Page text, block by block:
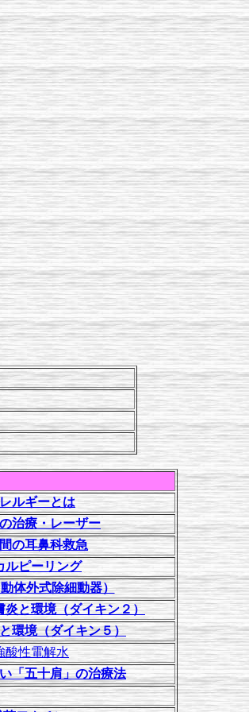
ルギーとは
治療・レーザー
の耳鼻科救急
ルピーリング
体外式除細動器）
炎と環境（ダイキン２）
環境（ダイキン５）
酸性電解水
「五十肩」の治療法